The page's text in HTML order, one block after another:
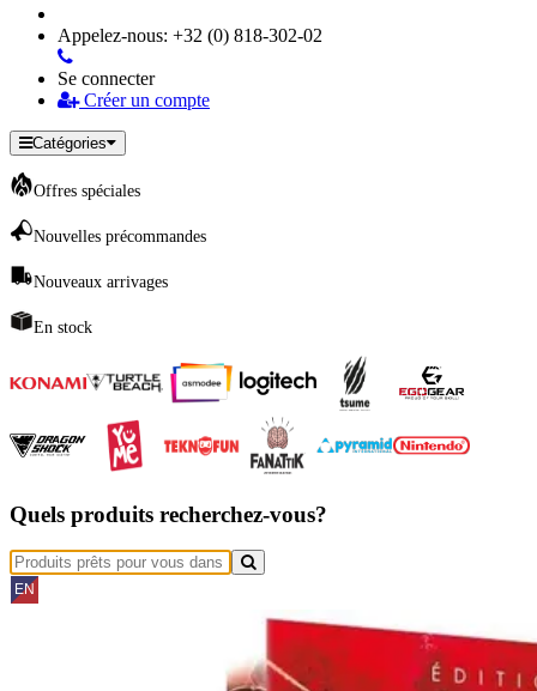
Appelez-nous: +32 (0) 818-302-02
Se connecter
Créer un compte
Catégories
Offres spéciales
Nouvelles précommandes
Nouveaux arrivages
En stock
Quels produits recherchez-vous?